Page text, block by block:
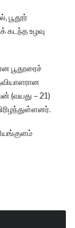
பூதூர்
கடந்த உழவு
பூதூரைச்
(வயது – 21)